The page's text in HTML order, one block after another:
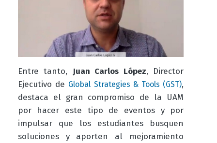
Entre tanto, Juan Carlos López, Director
Ejecutivo de Global Strategies & Tools (GST),
destaca el gran compromiso de la UAM
por hacer este tipo de eventos y por
impulsar que los estudiantes busquen
soluciones y aporten al mejoramiento